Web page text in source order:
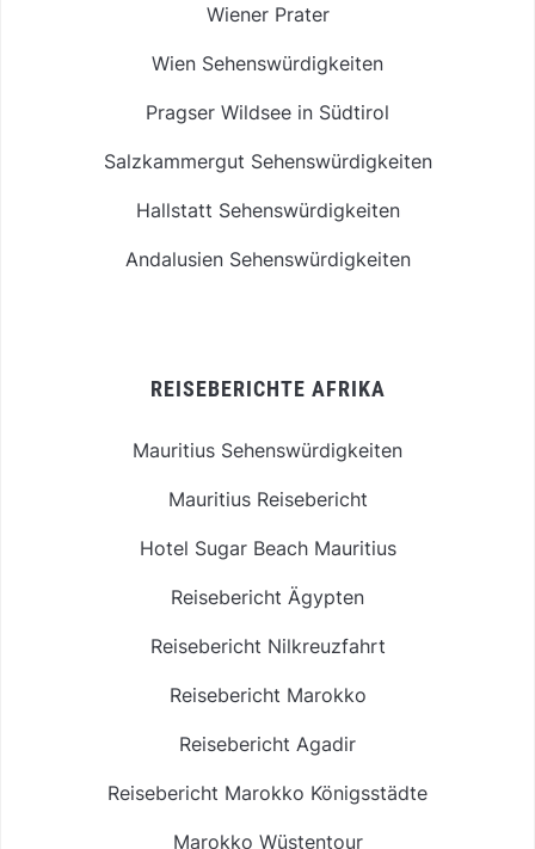
Wiener Prater
Wien Sehenswürdigkeiten
Pragser Wildsee in Südtirol
Salzkammergut Sehenswürdigkeiten
Hallstatt Sehenswürdigkeiten
Andalusien Sehenswürdigkeiten
REISEBERICHTE AFRIKA
Mauritius Sehenswürdigkeiten
Mauritius Reisebericht
Hotel Sugar Beach Mauritius
Reisebericht Ägypten
Reisebericht Nilkreuzfahrt
Reisebericht Marokko
Reisebericht Agadir
Reisebericht Marokko Königsstädte
Marokko Wüstentour